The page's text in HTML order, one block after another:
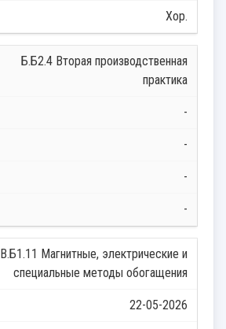
Хор.
Б.Б2.4 Вторая производственная
практика
-
-
-
-
В.Б1.11 Магнитные, электрические и
специальные методы обогащения
22-05-2026